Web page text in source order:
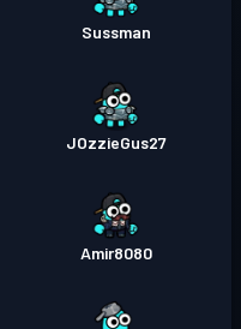
Sussman
JOzzieGus27
Amir8080